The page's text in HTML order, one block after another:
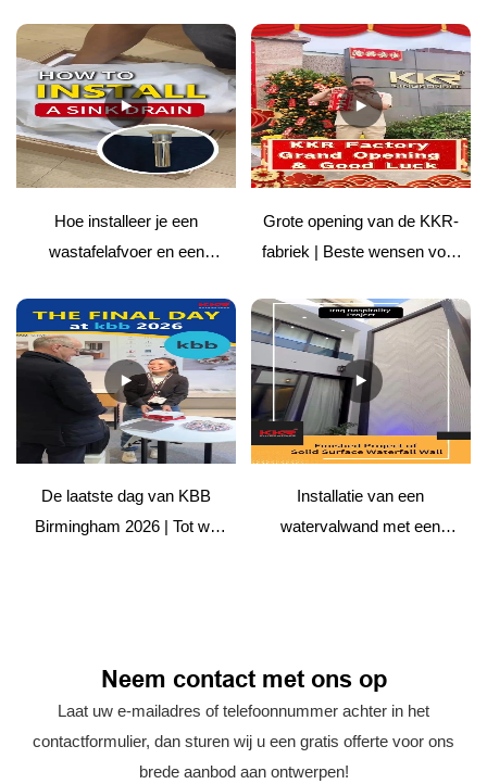
Hoe installeer je een
wastafelafvoer en een
oppervlak | Eenvoudige
handleiding
Grote opening van de KKR-
fabriek | Beste wensen voor
De laatste dag van KBB
Birmingham 2026 | Tot we
Installatie van een
watervalwand met een
Neem contact met ons op
Laat uw e-mailadres of telefoonnummer achter in het
contactformulier, dan sturen wij u een gratis offerte voor ons
brede aanbod aan ontwerpen!